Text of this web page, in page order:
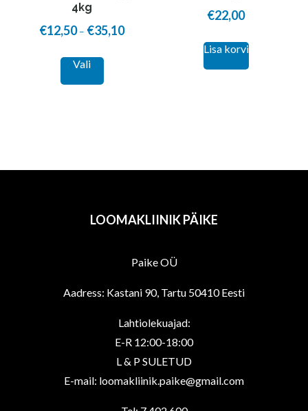
4kg
€12,50 – €35,10Price
Vali
This
options
chosen
product
€22,00
Lisa korvi
LOOMAKLIINIK PÄIKE
Paike OÜ
Aadress: Kastani 90, Tartu 50410 Eesti
Lahtiolekuajad:
E-R 12:00-18:00
L & P SULETUD
E-mail: loomakliinik.paike@gmail.com